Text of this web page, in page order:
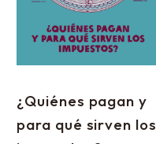
¿Quiénes pagan y
para qué sirven los